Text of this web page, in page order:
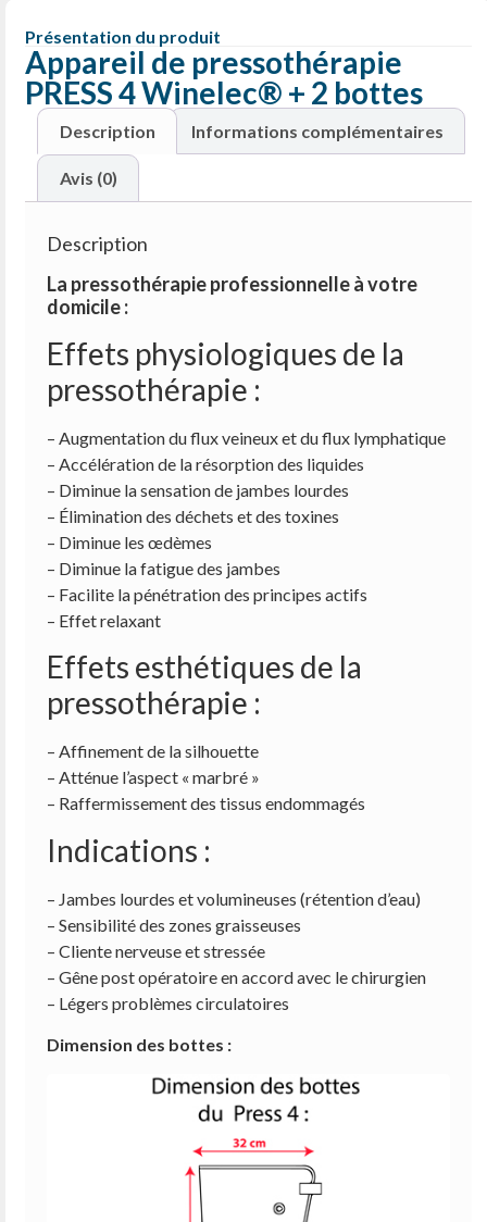
Présentation du produit
Appareil de pressothérapie
PRESS 4 Winelec® + 2 bottes
Description Informations complémentaires
Avis (0)
Description
La pressothérapie professionnelle à votre
domicile :
Effets physiologiques de la
pressothérapie :
– Augmentation du flux veineux et du flux lymphatique
– Accélération de la résorption des liquides
– Diminue la sensation de jambes lourdes
– Élimination des déchets et des toxines
– Diminue les œdèmes
– Diminue la fatigue des jambes
– Facilite la pénétration des principes actifs
– Effet relaxant
Effets esthétiques de la
pressothérapie :
– Affinement de la silhouette
– Atténue l’aspect « marbré »
– Raffermissement des tissus endommagés
Indications :
– Jambes lourdes et volumineuses (rétention d’eau)
– Sensibilité des zones graisseuses
– Cliente nerveuse et stressée
– Gêne post opératoire en accord avec le chirurgien
– Légers problèmes circulatoires
Dimension des bottes :